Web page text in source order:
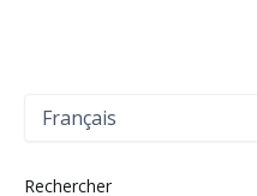
iRechercher